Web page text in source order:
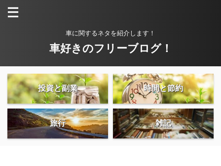
車に関するネタを紹介します！
車好きのフリーブログ！
投資と副業 時間と節約
旅行 雑記